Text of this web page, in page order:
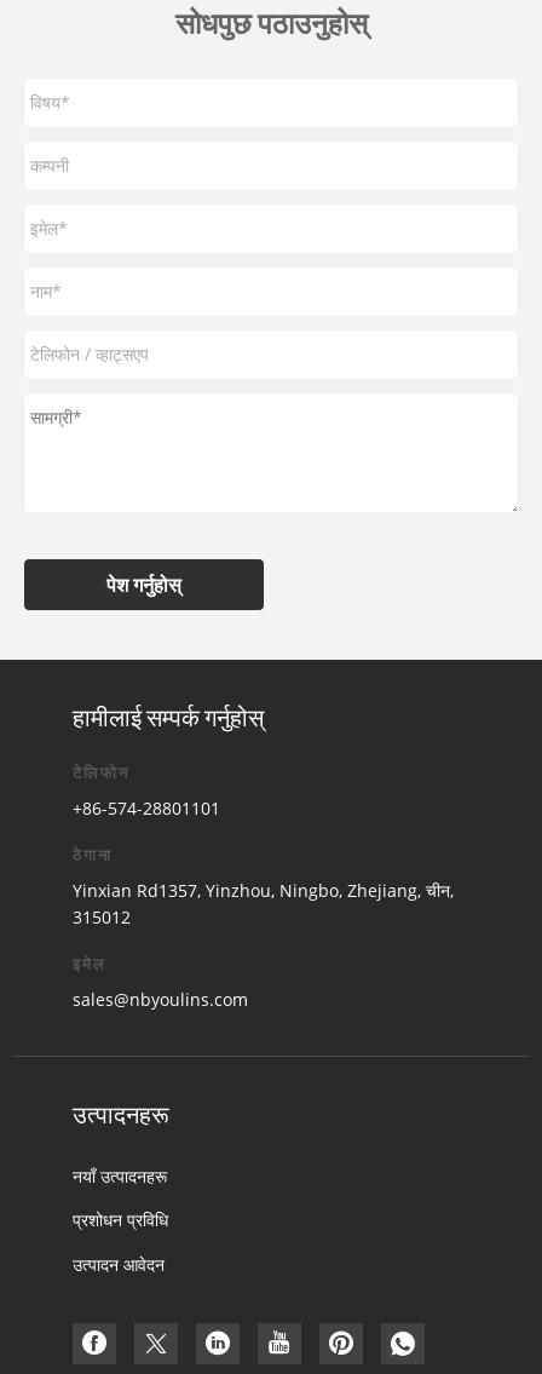
सोधपुछ पठाउनुहोस्
पेश गर्नुहोस्
हामीलाई सम्पर्क गर्नुहोस्
टेलिफोन
+86-574-28801101
ठेगाना
Yinxian Rd1357, Yinzhou, Ningbo, Zhejiang, चीन,
315012
इमेल
sales@nbyoulins.com
उत्पादनहरू
नयाँ उत्पादनहरू
प्रशोधन प्रविधि
उत्पादन आवेदन